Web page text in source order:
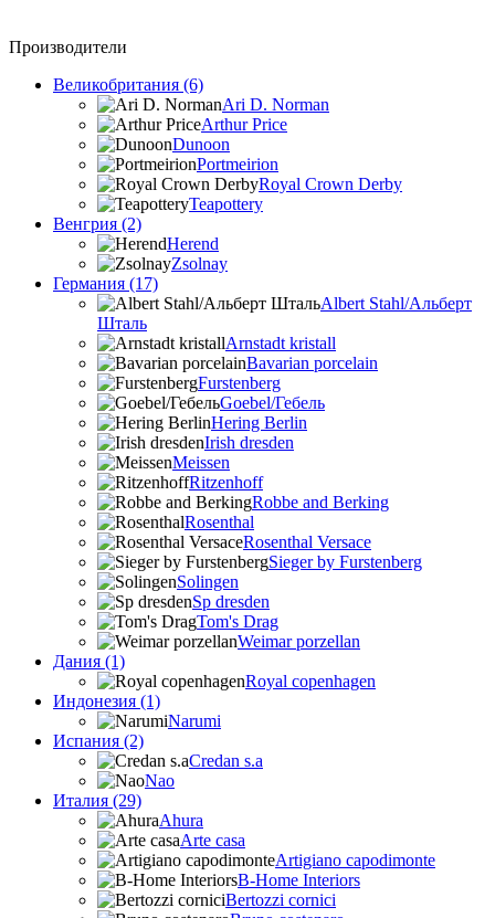
Производители
Великобритания (6)
Ari D. Norman
Arthur Price
Dunoon
Portmeirion
Royal Crown Derby
Teapottery
Венгрия (2)
Herend
Zsolnay
Германия (17)
Albert Stahl/Альбеpт
Шталь
Arnstadt kristall
Bavarian porcelain
Furstenberg
Goebel/Гебель
Hering Berlin
Irish dresden
Meissen
Ritzenhoff
Robbe and Berking
Rosenthal
Rosenthal Versace
Sieger by Furstenberg
Solingen
Sp dresden
Tom's Drag
Weimar porzellan
Дания (1)
Royal copenhagen
Индонезия (1)
Narumi
Испания (2)
Credan s.a
Nao
Италия (29)
Ahura
Arte casa
Artigiano capodimonte
B-Home Interiors
Bertozzi cornici